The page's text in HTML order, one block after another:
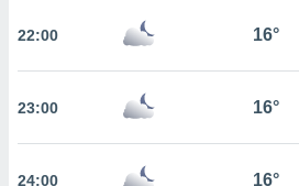
traten tus
interés
Para
su
22:00 16°
23:00 16°
24:00 16°